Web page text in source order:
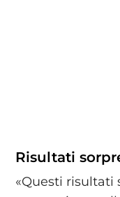
Risultati
«Questi risultati